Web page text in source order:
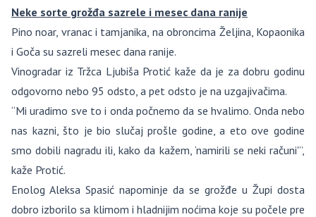
Neke sorte grožđa sazrele i mesec dana ranije
Pino noar, vranac i tamjanika, na obroncima Željina, Kopaonika
i Goča su sazreli mesec dana ranije.
Vinogradar iz Tržca Ljubiša Protić kaže da je za dobru godinu
odgovorno nebo 95 odsto, a pet odsto je na uzgajivačima.
“Mi uradimo sve to i onda počnemo da se hvalimo. Onda nebo
nas kazni, što je bio slučaj prošle godine, a eto ove godine
smo dobili nagradu ili, kako da kažem, ‘namirili se neki računi'”,
kaže Protić.
Enolog Aleksa Spasić napominje da se grožđe u Župi dosta
dobro izborilo sa klimom i hladnijim noćima koje su počele pre